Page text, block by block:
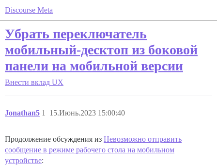
Discourse Meta
Убрать переключатель
мобильный-десктоп из боковой
панели на мобильной версии
Внести вклад UX
Jonathan5 15.Июнь.2023 15:00:40
1
Продолжение обсуждения из Невозможно отправить
сообщение в режиме рабочего стола на мобильном
устройстве: